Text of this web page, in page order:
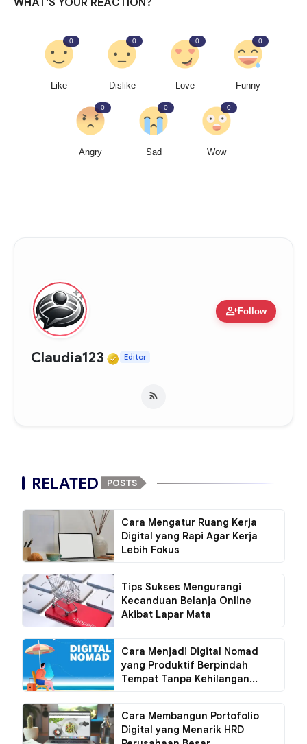
Like
0
Dislike
0
Love
0
Funny
0
Angry
0
Sad
0
Wow
0
person_addFollow
Claudia123 Verified Media or
Editor
RELATED POSTS
Cara Mengatur Ruang Kerja
Digital yang Rapi Agar Kerja
Lebih Fokus
Tips Sukses Mengurangi
Kecanduan Belanja Online
Akibat Lapar Mata
Cara Menjadi Digital Nomad
yang Produktif Berpindah
Tempat Tanpa Kehilangan...
Cara Membangun Portofolio
Digital yang Menarik HRD